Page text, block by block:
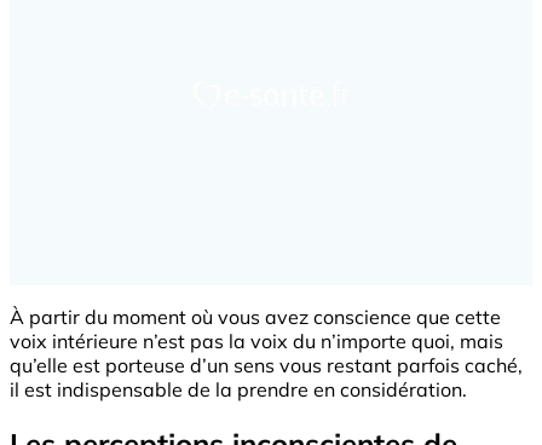
À partir du moment où vous avez conscience que cette
voix intérieure n’est pas la voix du n’importe quoi, mais
qu’elle est porteuse d’un sens vous restant parfois caché,
il est indispensable de la prendre en considération.